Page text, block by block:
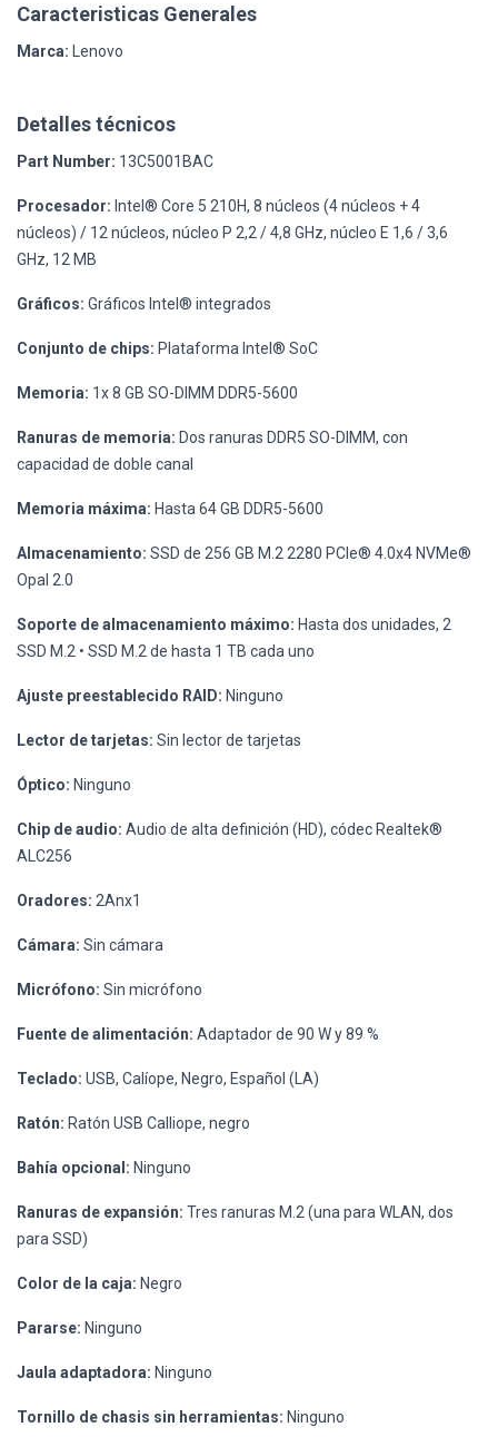
Caracteristicas Generales
Marca: Lenovo
Detalles técnicos
Part Number: 13C5001BAC
Procesador: Intel® Core 5 210H, 8 núcleos (4 núcleos + 4
núcleos) / 12 núcleos, núcleo P 2,2 / 4,8 GHz, núcleo E 1,6 / 3,6
GHz, 12 MB
Gráficos: Gráficos Intel® integrados
Conjunto de chips: Plataforma Intel® SoC
Memoria: 1x 8 GB SO-DIMM DDR5-5600
Ranuras de memoria: Dos ranuras DDR5 SO-DIMM, con
capacidad de doble canal
Memoria máxima: Hasta 64 GB DDR5-5600
Almacenamiento: SSD de 256 GB M.2 2280 PCIe® 4.0x4 NVMe®
Opal 2.0
Soporte de almacenamiento máximo: Hasta dos unidades, 2
SSD M.2 • SSD M.2 de hasta 1 TB cada uno
Ajuste preestablecido RAID: Ninguno
Lector de tarjetas: Sin lector de tarjetas
Óptico: Ninguno
Chip de audio: Audio de alta definición (HD), códec Realtek®
ALC256
Oradores: 2Anx1
Cámara: Sin cámara
Micrófono: Sin micrófono
Fuente de alimentación: Adaptador de 90 W y 89 %
Teclado: USB, Calíope, Negro, Español (LA)
Ratón: Ratón USB Calliope, negro
Bahía opcional: Ninguno
Ranuras de expansión: Tres ranuras M.2 (una para WLAN, dos
para SSD)
Color de la caja: Negro
Pararse: Ninguno
Jaula adaptadora: Ninguno
Tornillo de chasis sin herramientas: Ninguno